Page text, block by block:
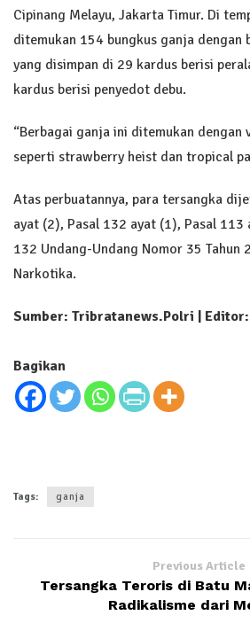
Cipinang Melayu, Jakarta Timur. Di
ditemukan 154 bungkus ganja
yang disimpan di 29 kardus berisi
kardus berisi penyedot debu.
“Berbagai ganja ini ditemukan dengan
seperti strawberry heist dan tropical
Atas perbuatannya, para tersangka
ayat (2), Pasal 132 ayat (1), Pasal
132 Undang-Undang Nomor 35 Tahun
Narkotika.
Sumber: Tribratanews.Polri |
Bagikan
Tags: ganja
Previous Article
Tersangka Teroris di Batu
Radikalisme dari